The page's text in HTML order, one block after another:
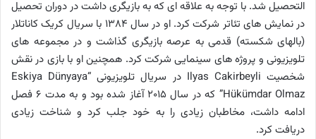
التحصیل شد. با توجه به علاقه ای که به بازیگری داشت در دوران تحصیل
در نمایش های تئاتر شرکت کرد. او در سال ۱۳۸۴ با سریال کریک کاناتلار
(بالهای شکسته) قدمی به عرصه بازیگری گذاشت و در مجموعه های
تلویزیونی و پروژه های سینمایی شرکت کرد. همچنین او با بازی در نقش
شخصیت Ilyas Cakirbeyli در سریال تلویزیونی “Eskiya Dünyaya
Hükümdar Olmaz” که در سال ۲۰۱۵ آغاز شده بود و به مدت ۶ فصل
ادامه داشت، مخاطبان زیادی را به خود جلب کرد و شناخت زیادی
دریافت کرد.